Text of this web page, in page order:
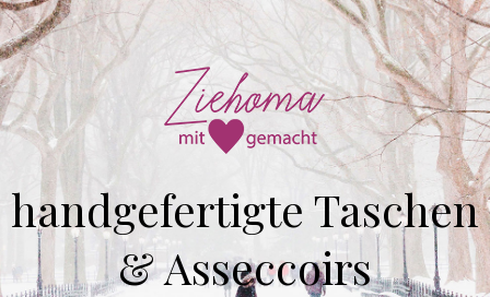
handgefertigte Taschen
& Asseccoirs